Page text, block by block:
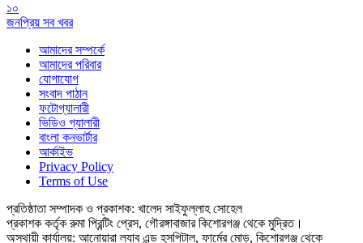
১০
জনপ্রিয় সব খবর
আমাদের সম্পর্কে
আমাদের পরিবার
যোগাযোগ
সংবাদ পাঠান
ফটোগ্যালারী
ভিডিও গ্যালারী
বাংলা কনভার্টার
আর্কাইভ
Privacy Policy
Terms of Use
প্রতিষ্ঠাতা সম্পাদক ও প্রকাশক: খালেদ সাইফুল্লাহ সোহেল
প্রকাশক কর্তৃক রুমা প্রিন্টিং প্রেস, গৌরঙ্গাবাজার কিশোরগঞ্জ থেকে মুদ্রিত।
অস্থায়ী কার্যালয়: আনোয়ারা ল্যাব এন্ড হসপিটাল, ফার্মের মোড়, কিশোরগঞ্জ থেকে